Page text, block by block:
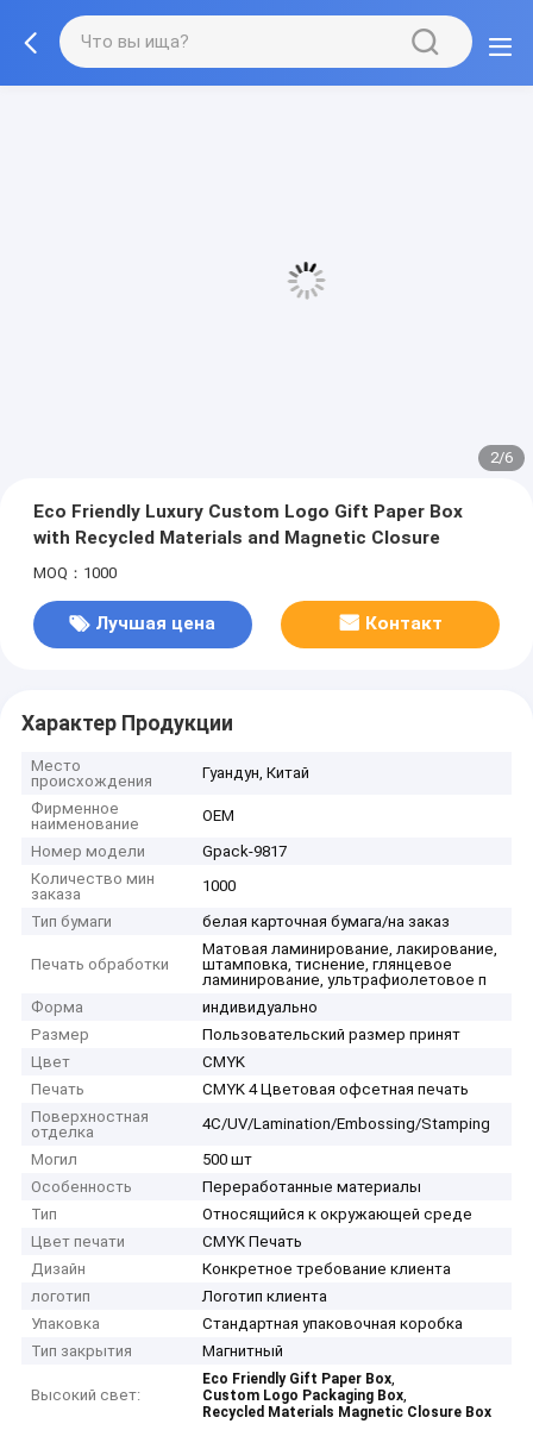
3/6
Eco Friendly Luxury Custom Logo Gift Paper Box
with Recycled Materials and Magnetic Closure
MOQ：1000
Лучшая цена Контакт
Характер Продукции
Место
происхождения
Гуандун, Китай
Фирменное
наименование
OEM
Номер модели
Gpack-9817
Количество мин
заказа
1000
Тип бумаги
белая карточная бумага/на заказ
Печать обработки
Матовая ламинирование, лакирование,
штамповка, тиснение, глянцевое
ламинирование, ультрафиолетовое п
Форма
индивидуально
Размер
Пользовательский размер принят
Цвет
CMYK
Печать
CMYK 4 Цветовая офсетная печать
Поверхностная
отделка
4C/UV/Lamination/Embossing/Stamping
Могил
500 шт
Особенность
Переработанные материалы
Тип
Относящийся к окружающей среде
Цвет печати
CMYK Печать
Дизайн
Конкретное требование клиента
логотип
Логотип клиента
Упаковка
Стандартная упаковочная коробка
Тип закрытия
Магнитный
Высокий свет:
Eco Friendly Gift Paper Box,
Custom Logo Packaging Box,
Recycled Materials Magnetic Closure Box